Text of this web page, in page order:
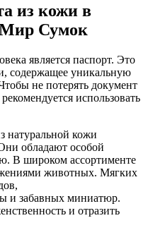
из кожи в
Мир Сумок
является паспорт. Это
содержащее уникальную
не потерять документ
использовать
натуральной кожи
обладают особой
В широком ассортименте
животных. Мягких
и забавных миниатюр.
и отразить